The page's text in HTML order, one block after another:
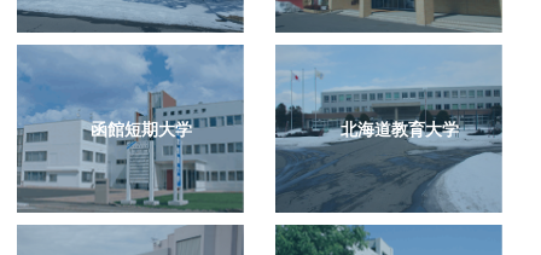
函館短期大学 北海道教育大学